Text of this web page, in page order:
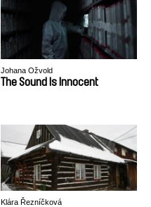
Johana Ožvold
The Sound Is Innocent
Klára Řezníčková